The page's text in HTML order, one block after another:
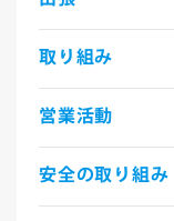
取り組み
営業活動
安全の取り組み